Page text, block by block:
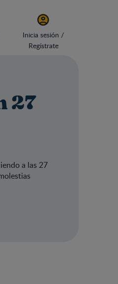
Inicia sesión /
Regístrate
27
a las 27